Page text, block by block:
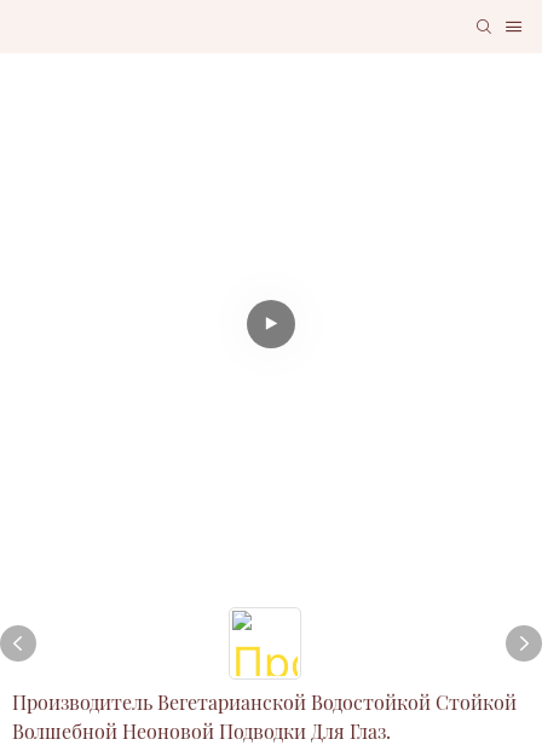
Производитель Вегетарианской Водостойкой Стойкой
Волшебной Неоновой Подводки Для Глаз.